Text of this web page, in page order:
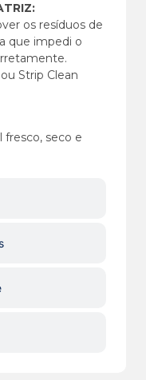
os resíduos de
que impedi o
Strip Clean
fresco, seco e